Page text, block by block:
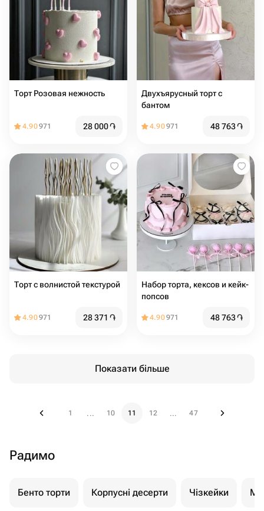
Торт Розовая нежность
4.90971 28 000֏
Двухъярусный торт с
бантом
4.90971 48 763֏
Торт с волнистой текстурой
4.90971 28 371 ֏
Набор торта, кексов и кейк-
попсов
4.90971 48 763֏
Показати більше
1 ... 10 11 12 ... 47
Радимо
Бенто торти Корпусні десерти Чізкейки